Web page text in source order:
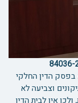
בפסק הדין החלקי
בעניין תיקונים וצביעה לא
אין לבית הדין